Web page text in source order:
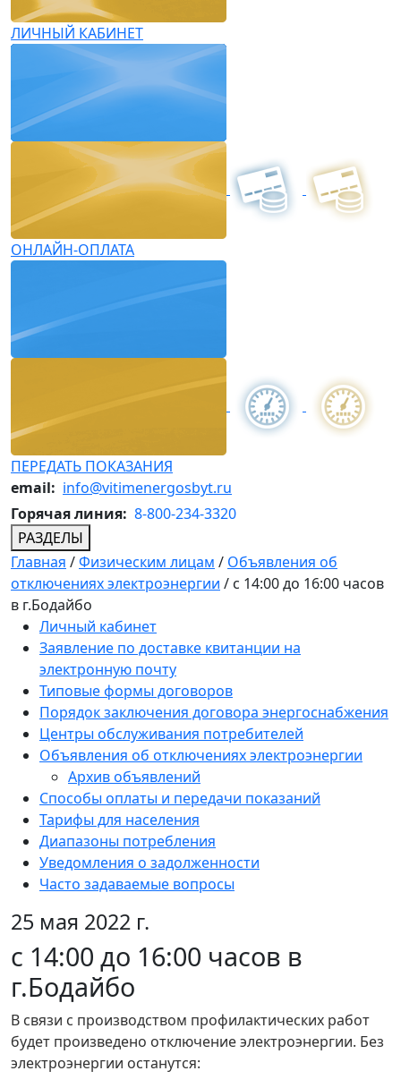
ЛИЧНЫЙ КАБИНЕТ
ОНЛАЙН-ОПЛАТА
ПЕРЕДАТЬ ПОКАЗАНИЯ
email: info@vitimenergosbyt.ru
Горячая линия: 8-800-234-3320
РАЗДЕЛЫ
Главная /Физическим лицам / Объявления об
отключениях электроэнергии / с 14:00 до 16:00 часов
в г.Бодайбо
Личный кабинет
Заявление по доставке квитанции на
электронную почту
Типовые формы договоров
Порядок заключения договора энергоснабжения
Центры обслуживания потребителей
Объявления об отключениях электроэнергии
Архив объявлений
Способы оплаты и передачи показаний
Тарифы для населения
Диапазоны потребления
Уведомления о задолженности
Часто задаваемые вопросы
25 мая 2022 г.
с 14:00 до 16:00 часов в
г.Бодайбо
В связи с производством профилактических работ
будет произведено отключение электроэнергии. Без
электроэнергии останутся: